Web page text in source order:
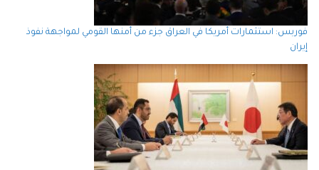
فوربس: استثمارات أمريكا في العراق جزء من أمنها القومي لمواجهة نفوذ
إيران